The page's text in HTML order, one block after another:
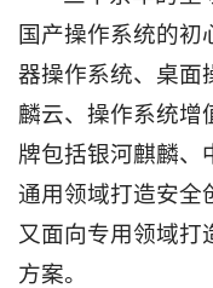
国产操作系统的初
器操作系统、桌面
麟云、操作系统增
牌包括银河麒麟、
通用领域打造安全
又面向专用领域打
方案。